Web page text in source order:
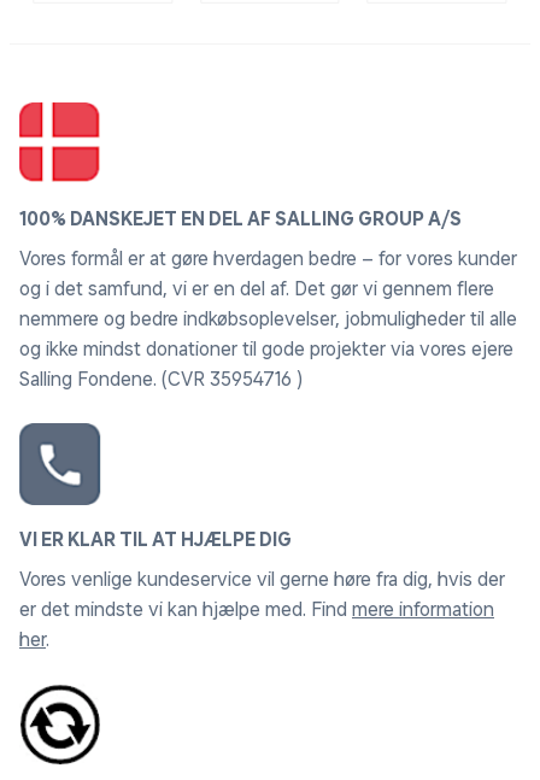
100% DANSKEJET EN DEL AF SALLING GROUP A/S
Vores formål er at gøre hverdagen bedre – for vores kunder
og i det samfund, vi er en del af. Det gør vi gennem flere
nemmere og bedre indkøbsoplevelser, jobmuligheder til alle
og ikke mindst donationer til gode projekter via vores ejere
Salling Fondene. (CVR 35954716 )
VI ER KLAR TIL AT HJÆLPE DIG
Vores venlige kundeservice vil gerne høre fra dig, hvis der
er det mindste vi kan hjælpe med. Find mere information
her.